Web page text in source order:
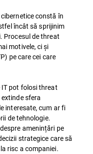
constă în
încât să sprijinim
Procesul de threat
motivele, ci și
pe care cei care
pot folosi threat
sfera
interesate, cum ar fi
de tehnologie.
amenințări pe
strategice care să
risc a companiei.